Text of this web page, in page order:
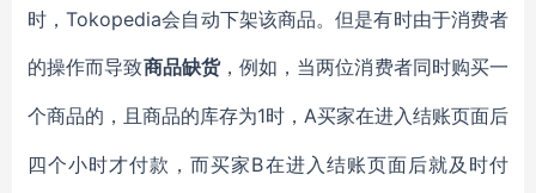
时，Tokopedia会自动下架该商品。但是有时由于消费者
的操作而导致商品缺货，例如，当两位消费者同时购买一
个商品的，且商品的库存为1时，A买家在进入结账页面后
四个小时才付款，而买家B在进入结账页面后就及时付